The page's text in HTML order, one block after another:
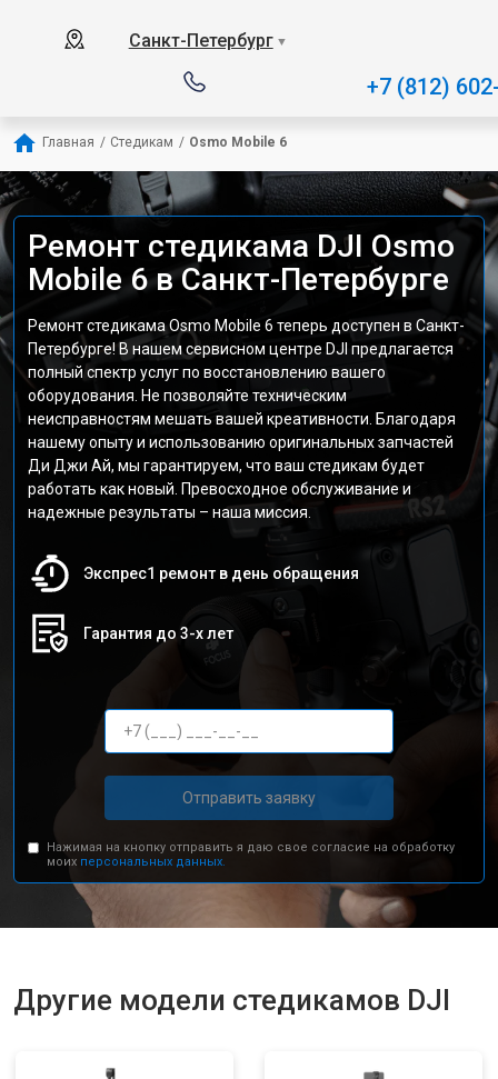
Санкт-Петербург ▼
+7 (812)
Главная / Стедикам / Osmo Mobile 6
Ремонт стедикама DJI Osmo
Mobile 6 в Санкт-Петербурге
Ремонт стедикама Osmo Mobile 6 теперь доступен в Санкт-
Петербурге! В нашем сервисном центре DJI предлагается
полный спектр услуг по восстановлению вашего
оборудования. Не позволяйте техническим
неисправностям мешать вашей креативности. Благодаря
нашему опыту и использованию оригинальных запчастей
Ди Джи Ай, мы гарантируем, что ваш стедикам будет
работать как новый. Превосходное обслуживание и
надежные результаты – наша миссия.
Экспрес1 ремонт в день обращения
Гарантия до 3-х лет
Отправить заявку
Нажимая на кнопку отправить я даю свое согласие на обработку
моих персональных данных.
Другие модели стедикамов DJI